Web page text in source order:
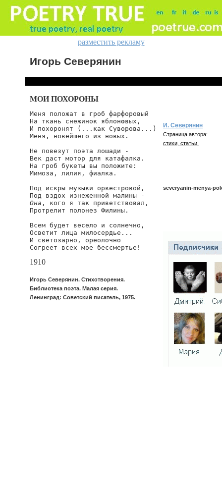
разместить рекламу
Игорь Северянин
МОИ ПОХОРОНЫ
Меня положат в гроб фарфоровый
На ткань снежинок яблоновых,
И похоронят (...как Суворова...)
Меня, новейшего из новых.
Не повезут поэта лошади -
Век даст мотор для катафалка.
На гроб букеты вы положите:
Мимоза, лилия, фиалка.
Под искры музыки оркестровой,
Она , кого я так приветствовал,
Протрелит полонез Филины.
Всем будет весело и солнечно,
Осветит лица милосердье...
И светозарно, ореолочно
1910
Игорь Северянин. Стихотворения.
Библиотека поэта. Малая серия.
Ленинград: Советский писатель, 1975.
И. Северянин
Страница автора:
стихи, статьи.
severyanin-menya-